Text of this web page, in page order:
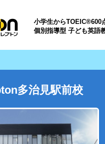
小学生からTOEIC®600
個別指導型 子ども英語
多治見駅前校